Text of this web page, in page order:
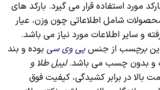
مورد استفاده قرار می گیرد. بارکد های
شامل اطلاعاتی چون وزن، عیار
و سایر اطلاعات مورد نیاز می باشد.
برچسب از جنسپی وی سی بوده و بند
و بدون چسب می باشد.لیبل طلا و
بالا در برابر کشیدگی، کیفیت فوق